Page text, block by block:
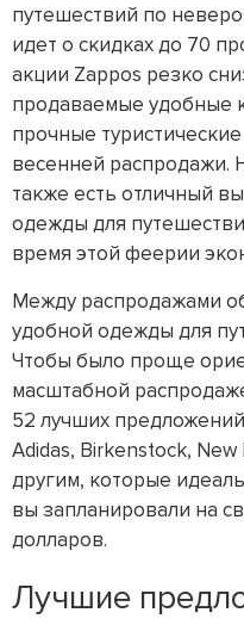
путешествий по
идет о скидках до 70
акции Zappos резко
продаваемые удобные
прочные
весенней распродажи.
также есть отличный
одежды для
время этой феерии
Между распродажами
удобной одежды для
Чтобы было проще
масштабной
52 лучших
Adidas, Birkenstock,
другим, которые
вы запланировали на
долларов.
Лучшие